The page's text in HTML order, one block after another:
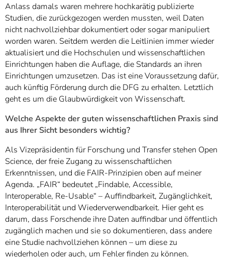
Anlass damals waren mehrere hochkarätig publizierte
Studien, die zurückgezogen werden mussten, weil Daten
nicht nachvollziehbar dokumentiert oder sogar manipuliert
worden waren. Seitdem werden die Leitlinien immer wieder
aktualisiert und die Hochschulen und wissenschaftlichen
Einrichtungen haben die Auflage, die Standards an ihren
Einrichtungen umzusetzen. Das ist eine Voraussetzung dafür,
auch künftig Förderung durch die DFG zu erhalten. Letztlich
geht es um die Glaubwürdigkeit von Wissenschaft.
Welche Aspekte der guten wissenschaftlichen Praxis sind
aus Ihrer Sicht besonders wichtig?
Als Vizepräsidentin für Forschung und Transfer stehen Open
Science, der freie Zugang zu wissenschaftlichen
Erkenntnissen, und die FAIR-Prinzipien oben auf meiner
Agenda. „FAIR“ bedeutet „Findable, Accessible,
Interoperable, Re-Usable“ – Auffindbarkeit, Zugänglichkeit,
Interoperabilität und Wiederverwendbarkeit. Hier geht es
darum, dass Forschende ihre Daten auffindbar und öffentlich
zugänglich machen und sie so dokumentieren, dass andere
eine Studie nachvollziehen können – um diese zu
wiederholen oder auch, um Fehler finden zu können.